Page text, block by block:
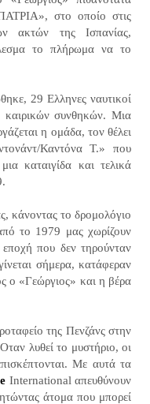
στο οποίο στις
ακτών της Ισπανίας,
το πλήρωμα να το
29 Ελληνες ναυτικοί
συνθηκών. Μια
η ομάδα, τον θέλει
Καντόνα Τ.» που
καταιγίδα και τελικά
κάνοντας το δρομολόγιο
το 1979 μας χωρίζουν
εποχή που δεν τηρούνταν
σήμερα, κατάφεραν
ο «Γεώργιος» και η βέρα
της Πενζάνς στην
λυθεί το μυστήριο, οι
Με αυτά τα
International απευθύνουν
άτομα που μπορεί